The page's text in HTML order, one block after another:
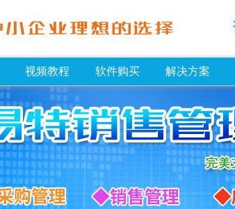
视频教程 软件购买 解决方案